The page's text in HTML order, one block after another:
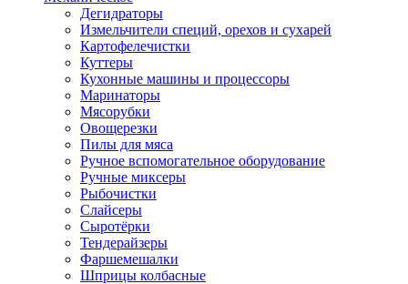
Дегидраторы
Измельчители специй, орехов и сухарей
Картофелечистки
Куттеры
Кухонные машины и процессоры
Маринаторы
Мясорубки
Овощерезки
Пилы для мяса
Ручное вспомогательное оборудование
Ручные миксеры
Рыбочистки
Слайсеры
Сыротёрки
Тендерайзеры
Фаршемешалки
Шприцы колбасные